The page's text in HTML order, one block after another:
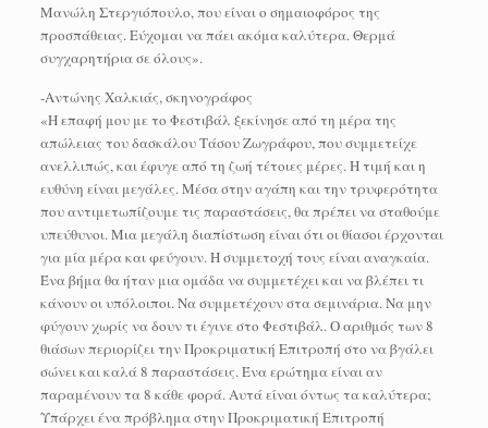
Μανώλη Στεργιόπουλο, που είναι ο σημαιοφόρος της
προσπάθειας. Εύχομαι να πάει ακόμα καλύτερα. Θερμά
συγχαρητήρια σε όλους».
-Αντώνης Χαλκιάς, σκηνογράφος
«Η επαφή μου με το Φεστιβάλ ξεκίνησε από τη μέρα της
απώλειας του δασκάλου Τάσου Ζωγράφου, που συμμετείχε
ανελλιπώς, και έφυγε από τη ζωή τέτοιες μέρες. Η τιμή και η
ευθύνη είναι μεγάλες. Μέσα στην αγάπη και την τρυφερότητα
που αντιμετωπίζουμε τις παραστάσεις, θα πρέπει να σταθούμε
υπεύθυνοι. Μια μεγάλη διαπίστωση είναι ότι οι θίασοι έρχονται
για μία μέρα και φεύγουν. Η συμμετοχή τους είναι αναγκαία.
Ένα βήμα θα ήταν μια ομάδα να συμμετέχει και να βλέπει τι
κάνουν οι υπόλοιποι. Να συμμετέχουν στα σεμινάρια. Να μην
φύγουν χωρίς να δουν τι έγινε στο Φεστιβάλ. Ο αριθμός των 8
θιάσων περιορίζει την Προκριματική Επιτροπή στο να βγάλει
σώνει και καλά 8 παραστάσεις. Ένα ερώτημα είναι αν
παραμένουν τα 8 κάθε φορά. Αυτά είναι όντως τα καλύτερα;
Υπάρχει ένα πρόβλημα στην Προκριματική Επιτροπή